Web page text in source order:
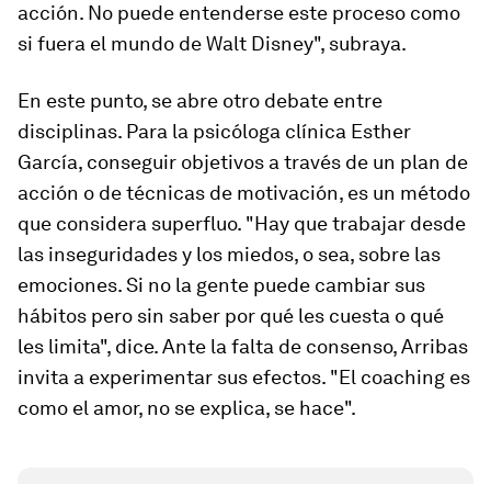
acción. No puede entenderse este proceso como
si fuera el mundo de Walt Disney", subraya.
En este punto, se abre otro debate entre
disciplinas. Para la psicóloga clínica Esther
García, conseguir objetivos a través de un plan de
acción o de técnicas de motivación, es un método
que considera superfluo. "Hay que trabajar desde
las inseguridades y los miedos, o sea, sobre las
emociones. Si no la gente puede cambiar sus
hábitos pero sin saber por qué les cuesta o qué
les limita", dice. Ante la falta de consenso, Arribas
invita a experimentar sus efectos. "El coaching es
como el amor, no se explica, se hace".